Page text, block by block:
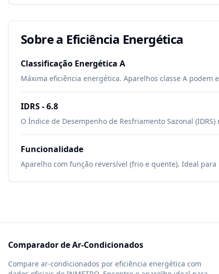
Sobre a Eficiência Energética
Classificação Energética A
Máxima eficiência energética. Aparelhos classe A podem
IDRS -6.8
O Índice de Desempenho de Resfriamento Sazonal
Funcionalidade
Aparelho com função reversível (frio e quente). Ideal para
Comparador de Ar-Condicionados
Compare ar-condicionados por eficiência energética com